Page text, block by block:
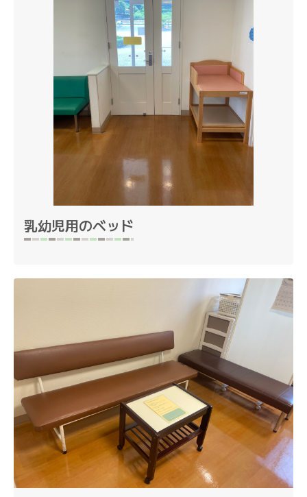
乳幼児用のベッド